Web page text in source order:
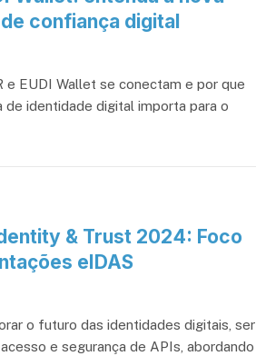
confiança digital
e EUDI Wallet se conectam e por que
de identidade digital importa para o
& Trust 2024: Foco
eIDAS
o futuro das identidades digitais, ser
e segurança de APIs, abordando